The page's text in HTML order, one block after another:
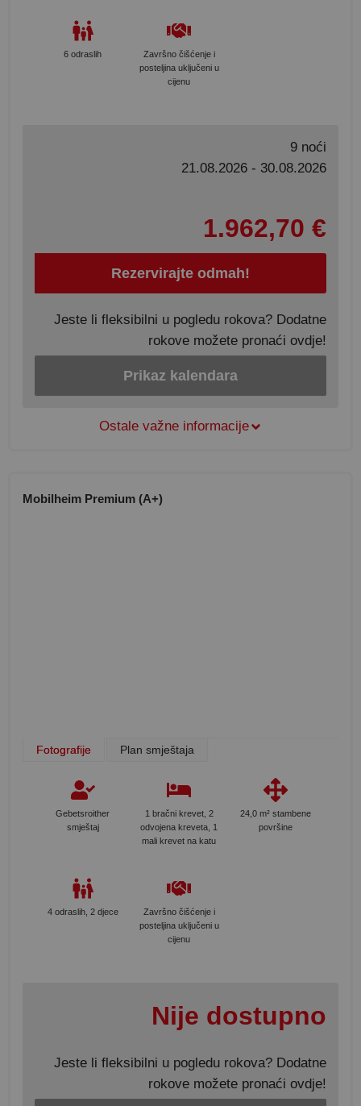
6 odraslih
Završno čišćenje i
posteljina uključeni u
cijenu
9 noći
21.08.2026 - 30.08.2026
1.962,70 €
Rezervirajte odmah!
Jeste li fleksibilni u pogledu rokova? Dodatne
rokove možete pronaći ovdje!
Prikaz kalendara
Ostale važne informacije
Mobilheim Premium (A+)
Fotografije Plan smještaja
Gebetsroither
smještaj
1 bračni krevet, 2
odvojena kreveta, 1
mali krevet na katu
24,0 m² stambene
površine
4 odraslih, 2 djece
Završno čišćenje i
posteljina uključeni u
cijenu
Nije dostupno
Jeste li fleksibilni u pogledu rokova? Dodatne
rokove možete pronaći ovdje!